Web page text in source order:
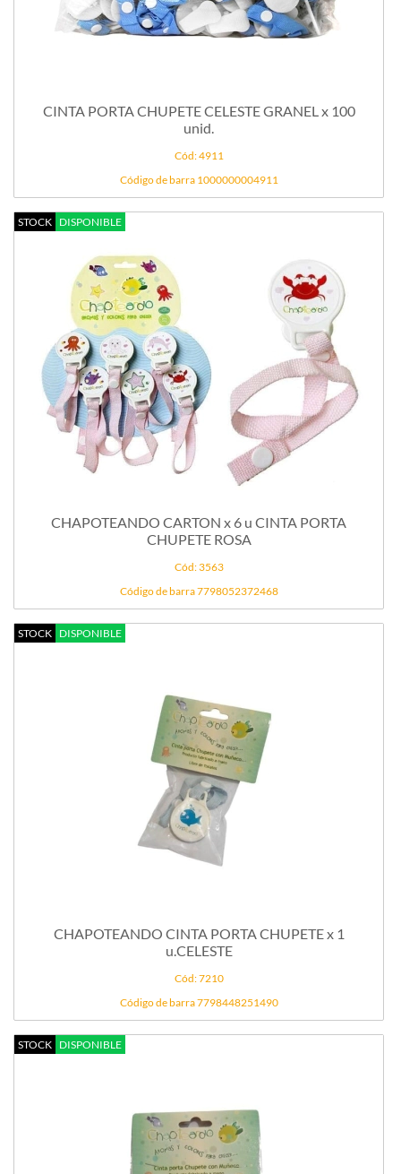
CINTA PORTA CHUPETE CELESTE GRANEL x 100
unid.
Cód: 4911
Código de barra 1000000004911
STOCK DISPONIBLE
CHAPOTEANDO CARTON x 6 u CINTA PORTA
CHUPETE ROSA
Cód: 3563
Código de barra 7798052372468
STOCK DISPONIBLE
CHAPOTEANDO CINTA PORTA CHUPETE x 1
u.CELESTE
Cód: 7210
Código de barra 7798448251490
STOCK DISPONIBLE